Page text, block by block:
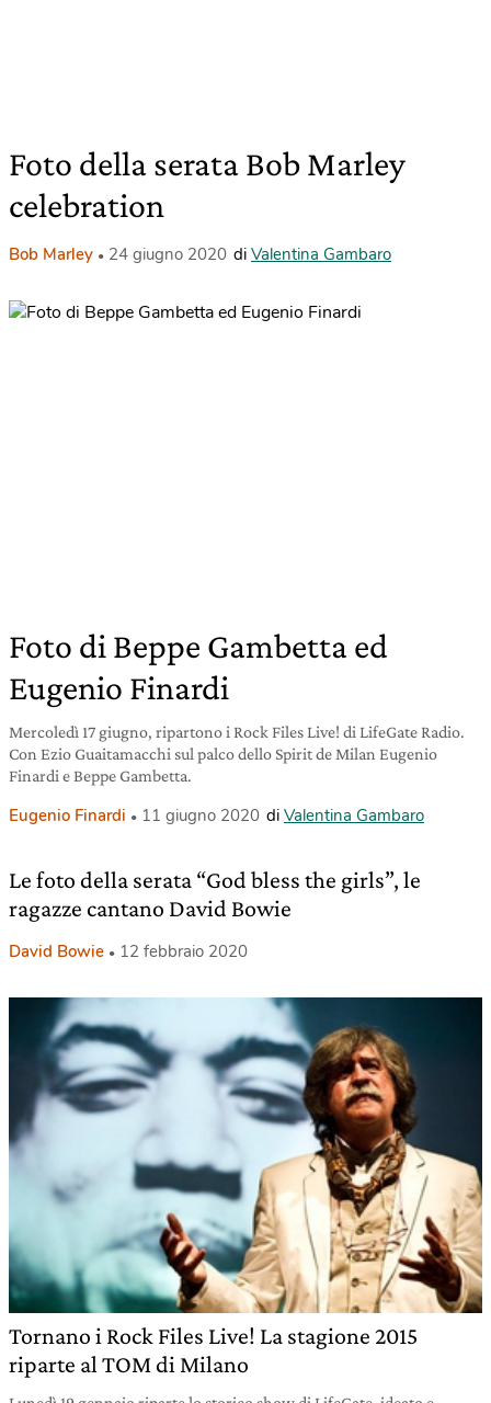
Foto della serata Bob Marley
celebration
Bob Marley 24 giugno 2020 di Valentina Gambaro
Foto di Beppe Gambetta ed
Eugenio Finardi
Mercoledì 17 giugno, ripartono i Rock Files Live! di LifeGate Radio.
Con Ezio Guaitamacchi sul palco dello Spirit de Milan Eugenio
Finardi e Beppe Gambetta.
Eugenio Finardi 11 giugno 2020 di Valentina Gambaro
Le foto della serata “God bless the girls”, le
ragazze cantano David Bowie
David Bowie 12 febbraio 2020
Tornano i Rock Files Live! La stagione 2015
riparte al TOM di Milano